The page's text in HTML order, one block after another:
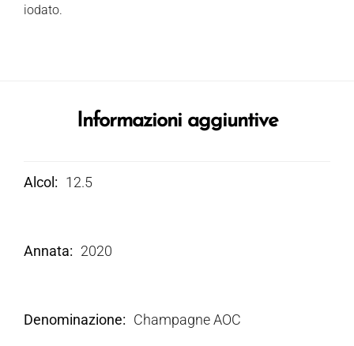
iodato.
Informazioni aggiuntive
Alcol 12.5
Annata 2020
Denominazione Champagne AOC